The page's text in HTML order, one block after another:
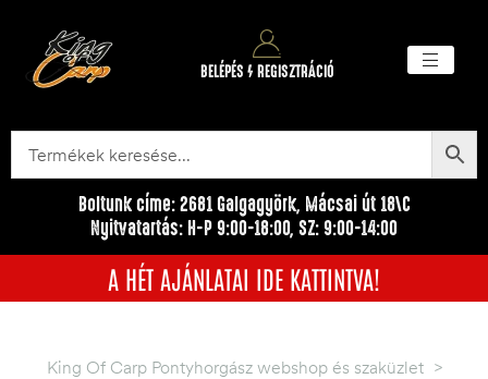
BELÉPÉS / REGISZTRÁCIÓ
Boltunk címe: 2681 Galgagyörk, Mácsai út 18\C
Nyitvatartás: H-P 9:00-18:00, SZ: 9:00-14:00
A HÉT AJÁNLATAI IDE KATTINTVA!
King Of Carp Pontyhorgász webshop és szaküzlet >